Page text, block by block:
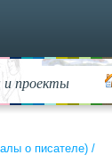
проекты
о писателе) /